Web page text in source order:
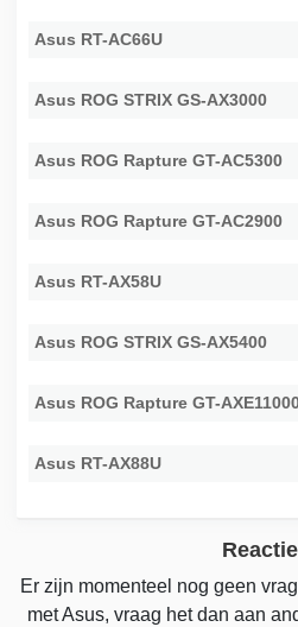
Asus RT-AC66U
Asus ROG STRIX GS-AX3000
Asus ROG Rapture GT-AC5300
Asus ROG Rapture GT-AC2900
Asus RT-AX58U
Asus ROG STRIX GS-AX5400
Asus ROG Rapture GT-
Asus RT-AX88U
Er zijn momenteel nog geen
met Asus, vraag het dan aan